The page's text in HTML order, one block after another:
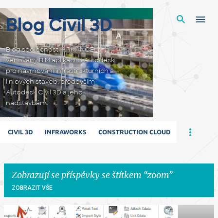
Blog Civil 3D
Blog společnosti ARKANCE
věnovaný BIM aplikacím Autodesk
pro navrhování infrastrukturních a
liniových staveb, především
Autodesk Civil 3D a jeho
nadstavbám.
CIVIL 3D INFRAWORKS CONSTRUCTION CLOUD
Zobrazují se příspěvky se štítkem zoom
ZOBRAZIT VŠE